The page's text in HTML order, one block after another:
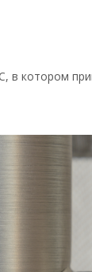
в котором